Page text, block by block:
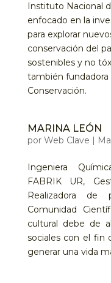
Instituto Nacional
enfocado en la
para explorar
conservación del
sostenibles y no
también fundadora
Conservación.
MARINA LEÓN
por Web Clave |
Ingeniera
FABRIK UR,
Realizadora de
Comunidad
cultural debe de
sociales con el fin
generar una vida